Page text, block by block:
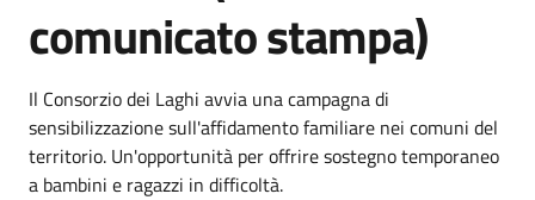
comunicato stampa)
Dettagli della notizia
Il Consorzio dei Laghi avvia una campagna di
sensibilizzazione sull'affidamento familiare nei comuni del
territorio. Un'opportunità per offrire sostegno temporaneo
a bambini e ragazzi in difficoltà.